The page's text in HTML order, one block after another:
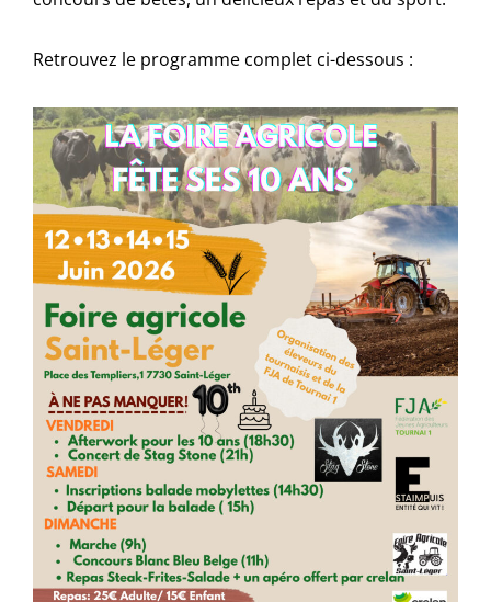
Retrouvez le programme complet ci-dessous :